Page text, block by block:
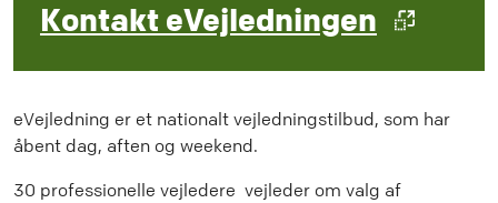
Kontakt eVejledningen
eVejledning er et nationalt vejledningstilbud, som har
åbent dag, aften og weekend.
30 professionelle vejledere vejleder om valg af